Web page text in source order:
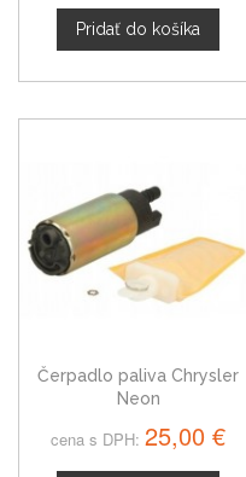
Pridať do košíka
Čerpadlo paliva Chrysler
Neon
cena s DPH: 25,00 €